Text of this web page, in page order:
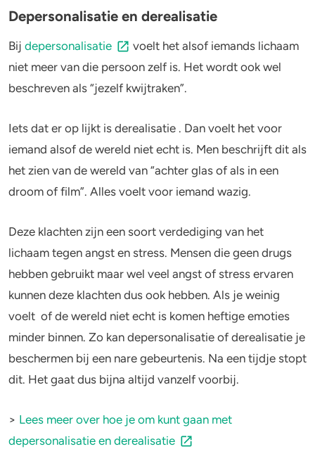
Depersonalisatie en derealisatie
Bij depersonalisatie
voelt het alsof iemands lichaam
niet meer van die persoon zelf is. Het wordt ook wel
beschreven als “jezelf kwijtraken”.
Iets dat er op lijkt is derealisatie . Dan voelt het voor
iemand alsof de wereld niet echt is. Men beschrijft dit als
het zien van de wereld van “achter glas of als in een
droom of film”. Alles voelt voor iemand wazig.
Deze klachten zijn een soort verdediging van het
lichaam tegen angst en stress. Mensen die geen drugs
hebben gebruikt maar wel veel angst of stress ervaren
kunnen deze klachten dus ook hebben. Als je weinig
voelt of de wereld niet echt is komen heftige emoties
minder binnen. Zo kan depersonalisatie of derealisatie je
beschermen bij een nare gebeurtenis. Na een tijdje stopt
dit. Het gaat dus bijna altijd vanzelf voorbij.
> Lees meer over hoe je om kunt gaan met
depersonalisatie en derealisatie